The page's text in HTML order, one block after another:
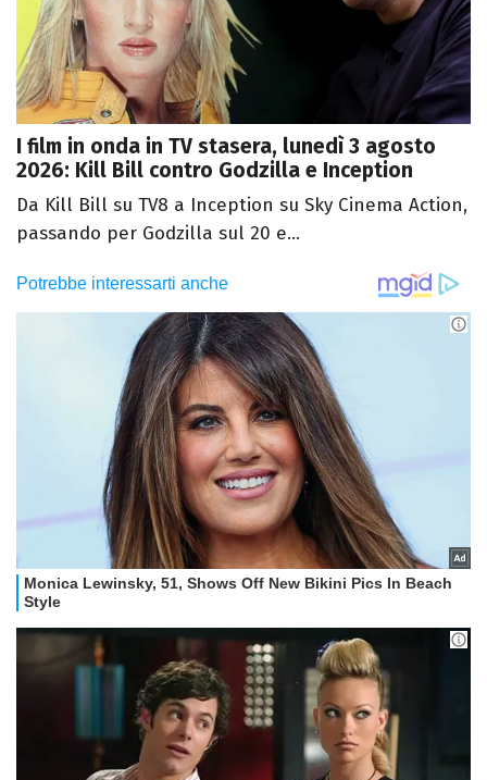
I film in onda in TV stasera, lunedì 3 agosto
2026: Kill Bill contro Godzilla e Inception
Da Kill Bill su TV8 a Inception su Sky Cinema Action,
passando per Godzilla sul 20 e...